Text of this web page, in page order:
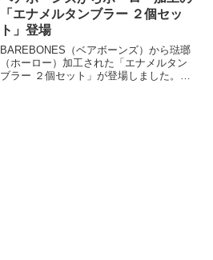
ューします。
「エナメルタンブラー ２個セッ
ト」登場
BAREBONES（ベアボーンズ）から琺瑯
（ホーロー）加工された「エナメルタン
ブラー ２個セット」が登場しました。縁